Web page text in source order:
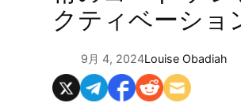
クティベーショ
9月 4, 2024Louise Obadiah